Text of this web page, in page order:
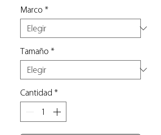
Marco *
Tamaño *
Cantidad *